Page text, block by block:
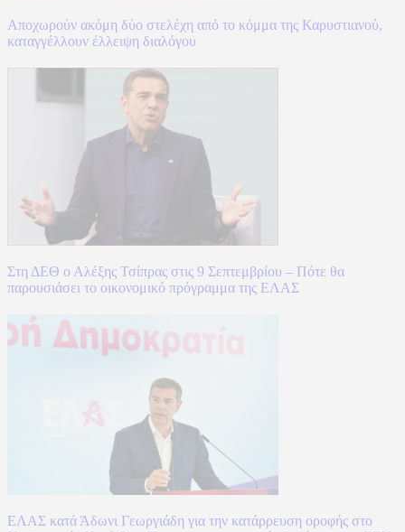
Αποχωρούν ακόμη δύο στελέχη από το κόμμα της Καρυστιανού,
καταγγέλλουν έλλειψη διαλόγου
Στη ΔΕΘ ο Αλέξης Τσίπρας στις 9 Σεπτεμβρίου – Πότε θα
παρουσιάσει το οικονομικό πρόγραμμα της ΕΛΑΣ
ΕΛΑΣ κατά Άδωνι Γεωργιάδη για την κατάρρευση οροφής στο